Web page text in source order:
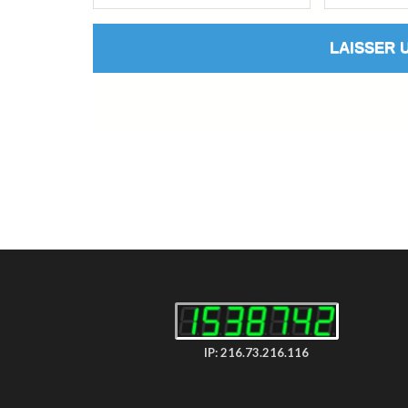
IP: 216.73.216.116